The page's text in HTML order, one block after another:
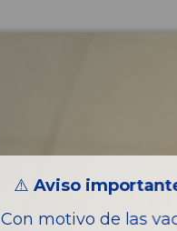
⚠️ Aviso
Con motivo de las